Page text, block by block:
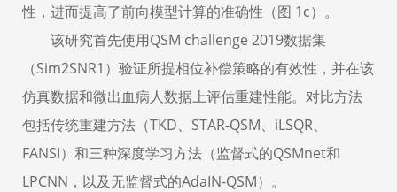
性，进而提高了前向模型计算的准确性（图 1c）。
该研究首先使用QSM challenge 2019数据集
（Sim2SNR1 ）验证所提相位补偿策略的有效性，并在该
仿真数据和微出血病人数据上评估重建性能。对比方法
包括传统重建方法（TKD、 STAR-QSM、 iLSQR、
FANSI）和三种深度学习方法（监督式的QSMnet和
LPCNN ，以及无监督式的AdaIN-QSM）。